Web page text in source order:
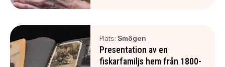
Plats: Smögen
Presentation av en
fiskarfamiljs hem från 1800-